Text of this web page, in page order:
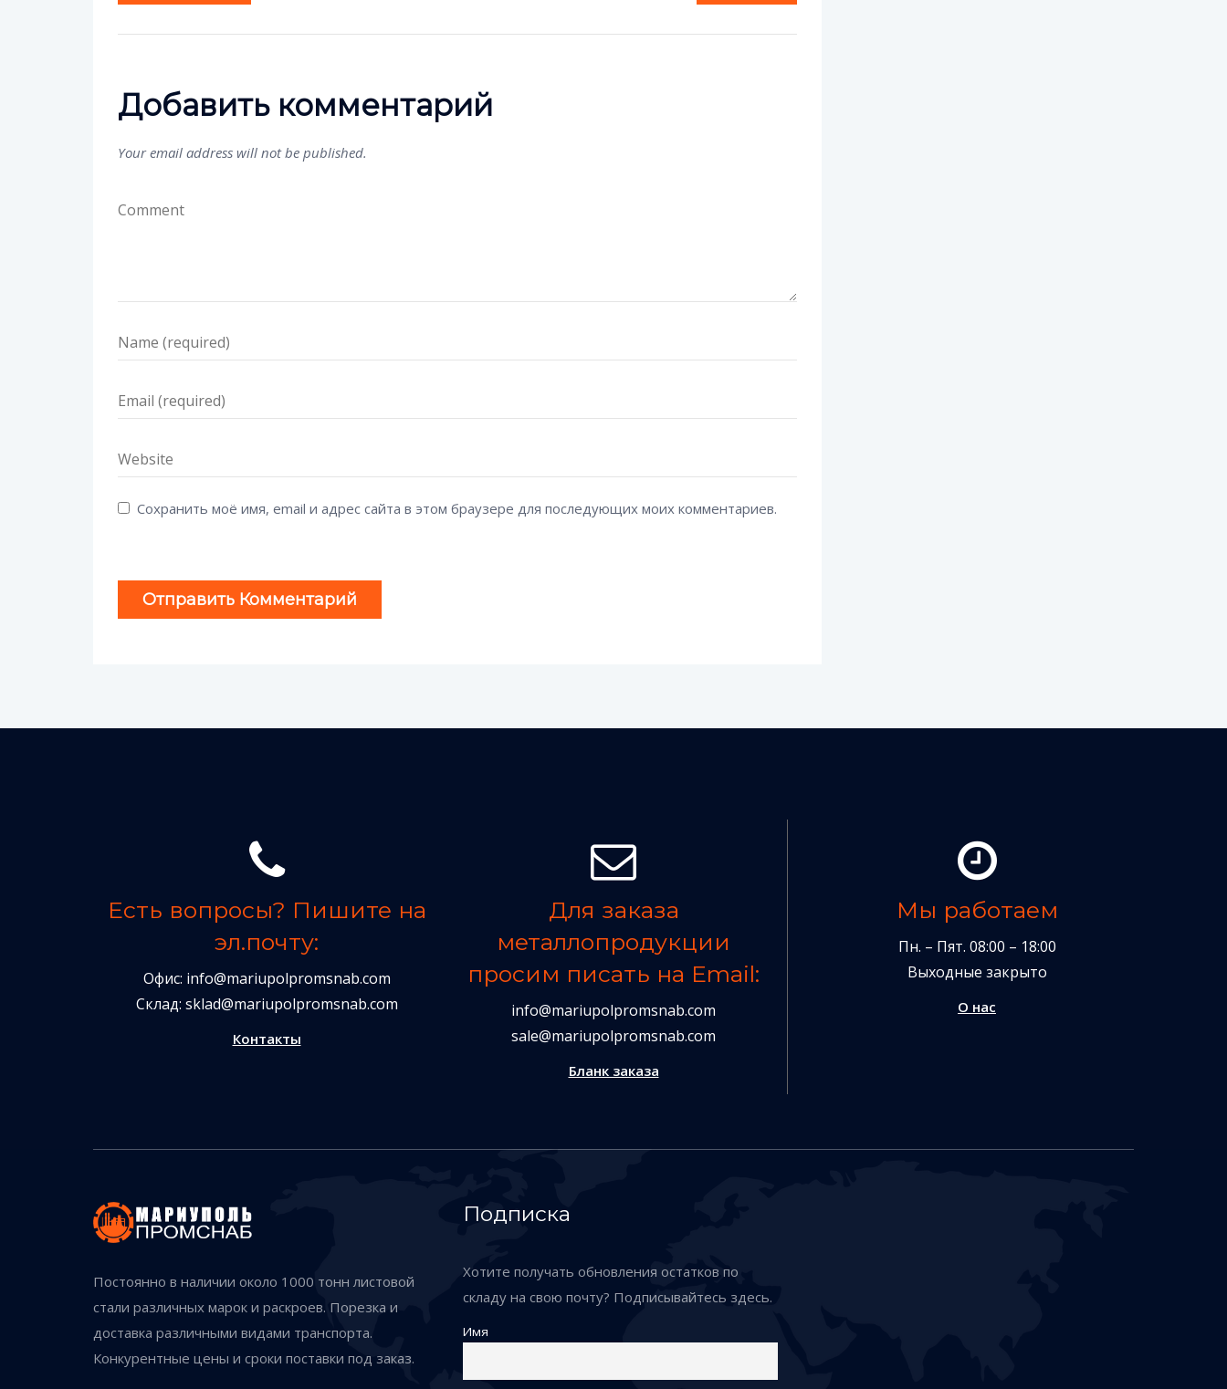
Добавить комментарий
Your email address will not be published.
Сохранить моё имя, email и адрес сайта в этом браузере для последующих моих комментариев.
Есть вопросы? Пишите на
эл.почту:
Офис: info@mariupolpromsnab.com
Склад: sklad@mariupolpromsnab.com
Контакты
Для заказа
металлопродукции
просим писать на Email:
info@mariupolpromsnab.com
sale@mariupolpromsnab.com
Бланк заказа
Мы работаем
Пн. – Пят. 08:00 – 18:00
Выходные закрыто
О нас
Постоянно в наличии около 1000 тонн листовой
стали различных марок и раскроев. Порезка и
доставка различными видами транспорта.
Конкурентные цены и сроки поставки под заказ.
Подписка
Хотите получать обновления остатков по
складу на свою почту? Подписывайтесь здесь.
Имя